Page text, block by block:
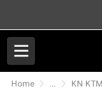
Home ... KN KTM